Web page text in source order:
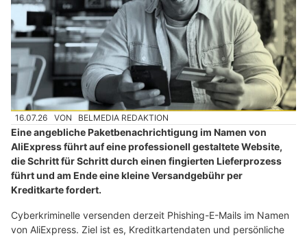
16.07.26 VON BELMEDIA REDAKTION
Eine angebliche Paketbenachrichtigung im Namen von
AliExpress führt auf eine professionell gestaltete Website,
die Schritt für Schritt durch einen fingierten Lieferprozess
führt und am Ende eine kleine Versandgebühr per
Kreditkarte fordert.
Cyberkriminelle versenden derzeit Phishing-E-Mails im Namen
von AliExpress. Ziel ist es, Kreditkartendaten und persönliche